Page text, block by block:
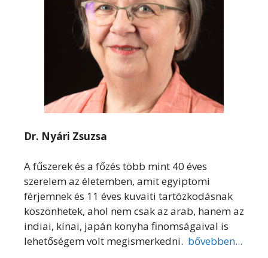
Dr. Nyári Zsuzsa
A fűszerek és a főzés több mint 40 éves
szerelem az életemben, amit egyiptomi
férjemnek és 11 éves kuvaiti tartózkodásnak
köszönhetek, ahol nem csak az arab, hanem az
indiai, kínai, japán konyha finomságaival is
lehetőségem volt megismerkedni. bővebben...